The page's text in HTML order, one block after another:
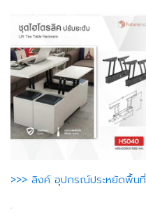
>>> ลิงค์ อุปกรณ์ประหยัดพื้นที่
.